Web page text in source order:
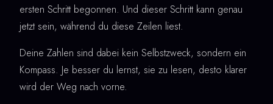
ersten Schritt begonnen. Und dieser Schritt kann genau
jetzt sein, während du diese Zeilen liest.
Deine Zahlen sind dabei kein Selbstzweck, sondern ein
Kompass. Je besser du lernst, sie zu lesen, desto klarer
wird der Weg nach vorne.